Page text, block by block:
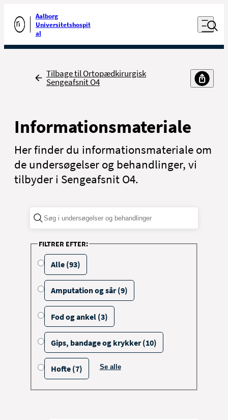
Gå til forsiden
Aalborg
Universitetshospit
al
Åben
Udfør søgning
Tilbage
Tilbage til Ortopædkirurgisk
Sengeafsnit O4
Informationsmateriale
Her finder du informationsmateriale om
de undersøgelser og behandlinger, vi
tilbyder i Sengeafsnit O4.
FILTRER EFTER:
Alle (93)
Amputation og sår (9)
Fod og ankel (3)
Gips, bandage og krykker (10)
Hofte (7) Se alle
filtrerings muligheder